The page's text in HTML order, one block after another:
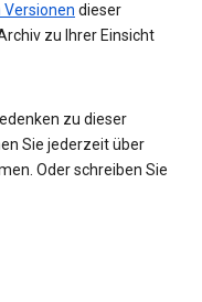
dieser
zu Ihrer Einsicht
zu dieser
Sie jederzeit über
Oder schreiben Sie